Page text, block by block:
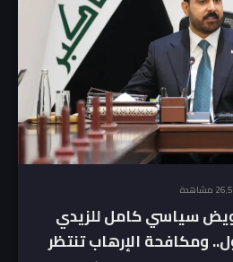
مشاهدة
سياسي كامل للزيدي
ومكافحة الإرهاب تنتظر